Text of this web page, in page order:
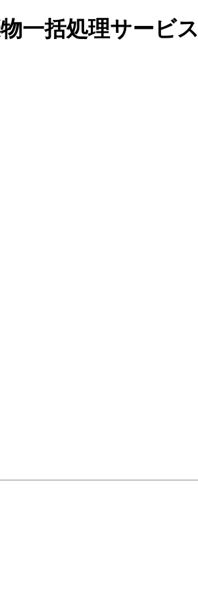
一括処理サービス